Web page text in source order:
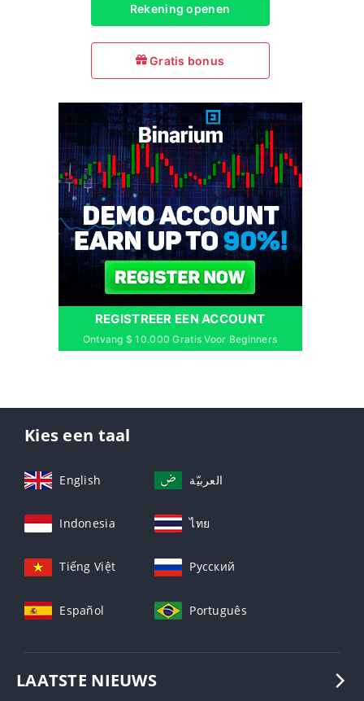
Rekening openen
Gratis bonus
REGISTREER EEN ACCOUNT
Ontvang $ 10.000 Gratis Voor Beginners
Kies een taal
English العربيّة
Indonesia ไทย
Tiếng Việt Русский
Español Português
LAATSTE NIEUWS